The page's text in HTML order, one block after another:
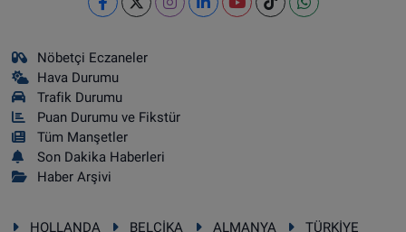
Nöbetçi Eczaneler
Hava Durumu
Trafik Durumu
Puan Durumu ve Fikstür
Tüm Manşetler
Son Dakika Haberleri
Haber Arşivi
HOLLANDA BELÇİKA ALMANYA TÜRKİYE